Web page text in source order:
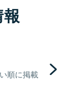
順に掲載